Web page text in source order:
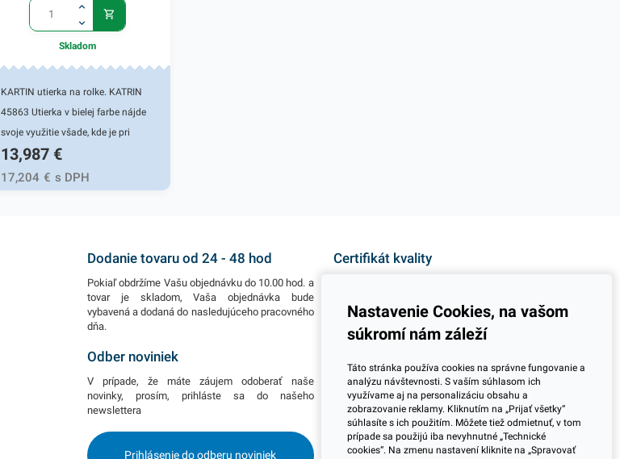
Skladom
KARTIN utierka na rolke. KATRIN
45863 Utierka v bielej farbe nájde
svoje využitie všade, kde je pri
vysokej frekvencii nutné udržať
poriadok a čistotu. Zdravotnícke
zariadenia, kuchyne, vyrobné linky,
saje vlhkosť. Dĺžka návinu
13,987 €
17,204 € s DPH
Dodanie tovaru od 24 - 48 hod
Pokiaľ obdržíme Vašu objednávku do 10.00 hod. a
tovar je skladom, Vaša objednávka bude
vybavená a dodaná do nasledujúceho pracovného
dňa.
Odber noviniek
V prípade, že máte záujem odoberať naše
novinky, prosím, prihláste sa do našeho
newslettera
Prihlásenie do odberu noviniek
Certifikát kvality
jeden z dôležitých ukazovateľov zodpovedného
podnikania.
Potrebujete viac informácií ohľadom pravidelnej
dlhodobej spolupráce pri odberoch? Prosím
skontaktujte sa s naším obchodným tímom a
dohodnite si stretnutie kdekoľvek na Slovensku.
Radi Vás navštívime.
Nastavenie Cookies, na vašom
súkromí nám záleží
Táto stránka používa cookies na správne fungovanie a
analýzu návštevnosti. S vaším súhlasom ich
využívame aj na personalizáciu obsahu a
zobrazovanie reklamy. Kliknutím na „Prijať všetky“
súhlasíte s ich použitím. Môžete tiež odmietnuť, v tom
prípade sa použijú iba nevyhnutné „Technické
cookies“. Na zmenu nastavení kliknite na „Spravovať